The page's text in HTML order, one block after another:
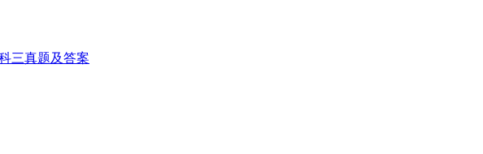
三真题及答案